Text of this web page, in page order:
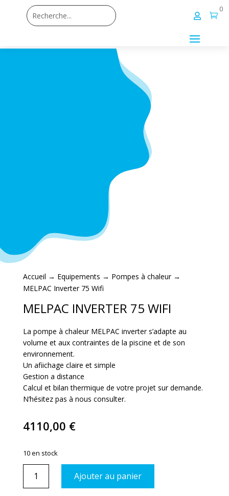
 
0
Accueil → Equipements → Pompes à chaleur→
MELPAC Inverter 75 Wifi
MELPAC INVERTER 75 WIFI
La pompe à chaleur MELPAC inverter s’adapte au
volume et aux contraintes de la piscine et de son
environnement.
Un afiichage claire et simple
Gestion a distance
Calcul et bilan thermique de votre projet sur demande.
N’hésitez pas à nous consulter.
4110,00 €
10 en stock
Ajouter au panier